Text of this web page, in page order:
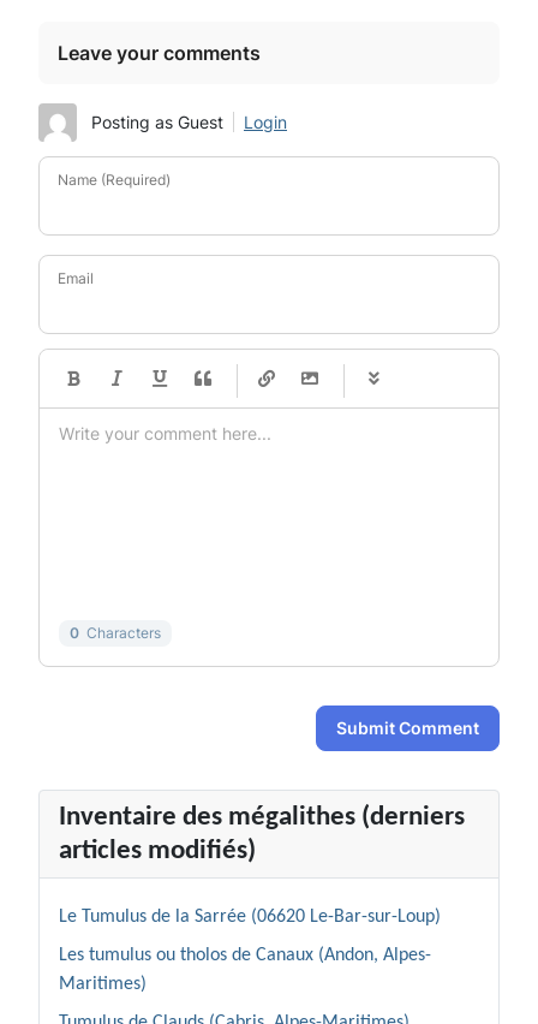
Leave your comments
Posting as Guest Login
Name (Required)
Email
-
-
-
-
0 Characters
Submit Comment
Inventaire des mégalithes (derniers
articles modifiés)
Le Tumulus de la Sarrée (06620 Le-Bar-sur-Loup)
Les tumulus ou tholos de Canaux (Andon, Alpes-
Maritimes)